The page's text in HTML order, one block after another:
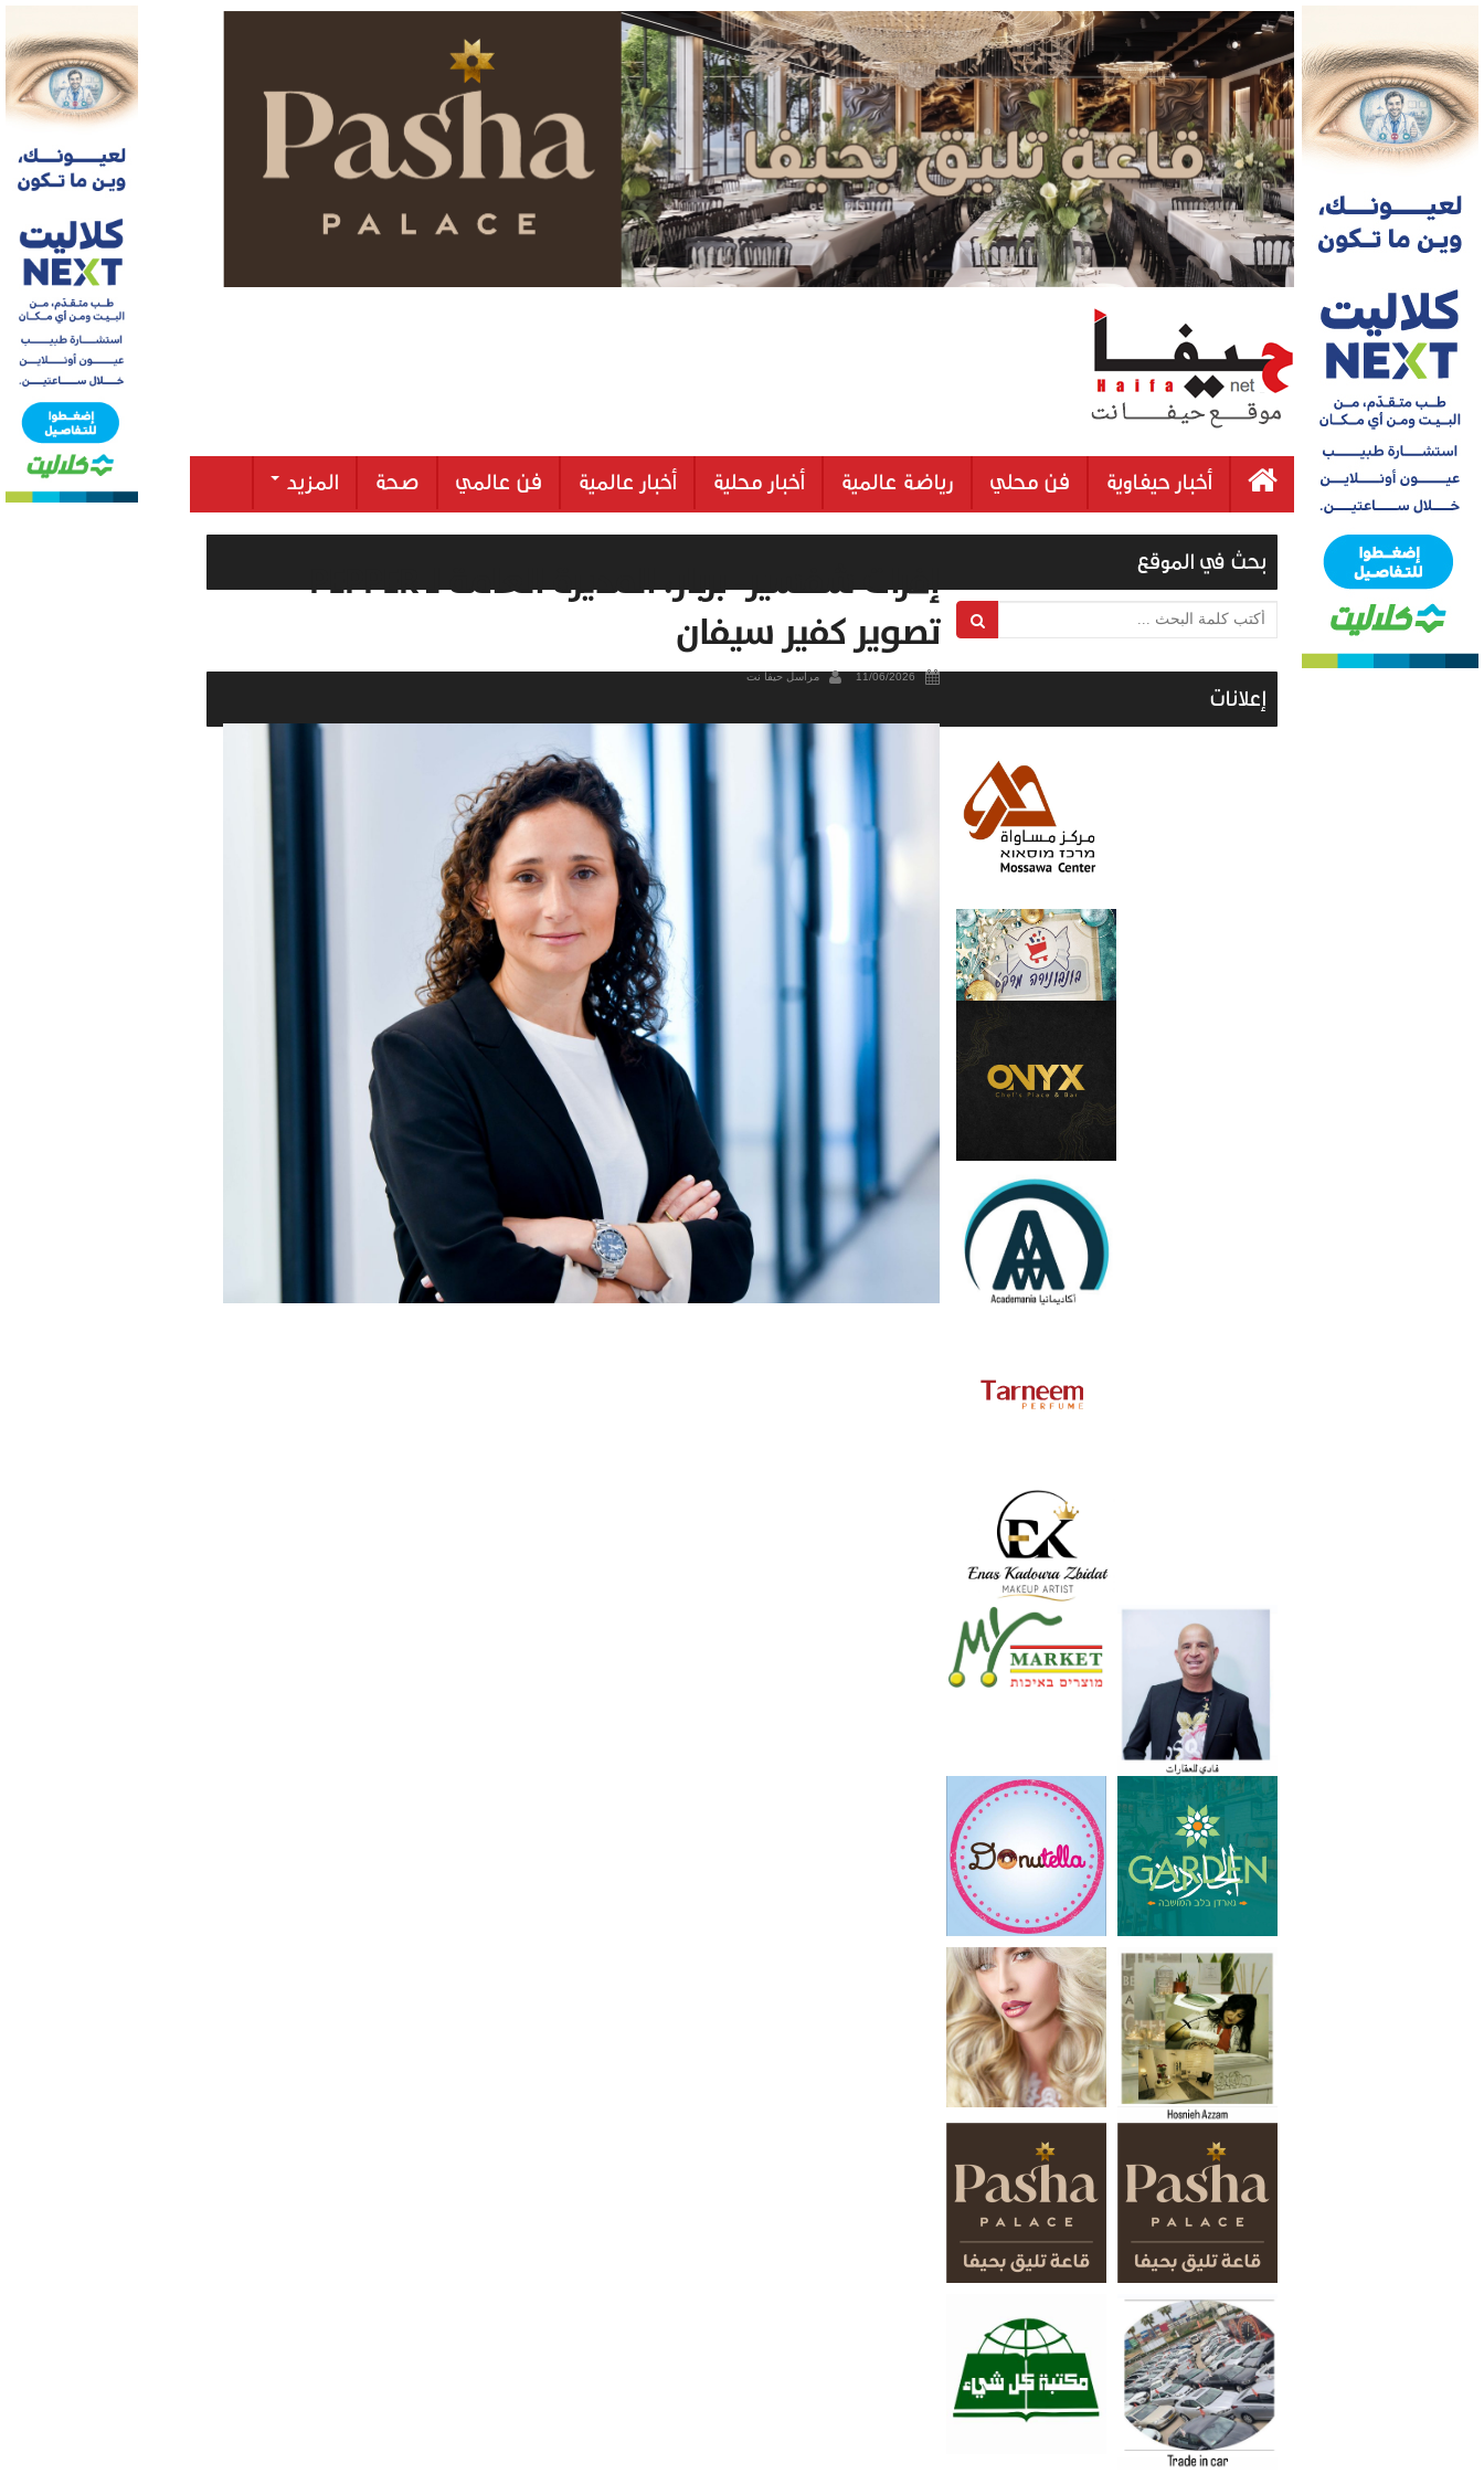
أخبار حيفاوية فن محلي رياضة عالمية أخبار محلية أخبار عالمية فن عالمي صحة المزيد
إفرات شفسير- بربار، المديرة العامة لـ PEPPER
تصوير كفير سيفان
11/06/2026 مراسل حيفا نت
بحث في الموقع
أكتب كلمة البحث ...
إعلانات